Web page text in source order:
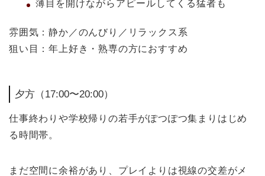
薄目を開けながらアピールしてくる猛者も
雰囲気：静か／のんびり／リラックス系
狙い目：年上好き・熟専の方におすすめ
夕方（17:00〜20:00）
仕事終わりや学校帰りの若手がぽつぽつ集まりはじめ
る時間帯。
まだ空間に余裕があり、プレイよりは視線の交差がメ